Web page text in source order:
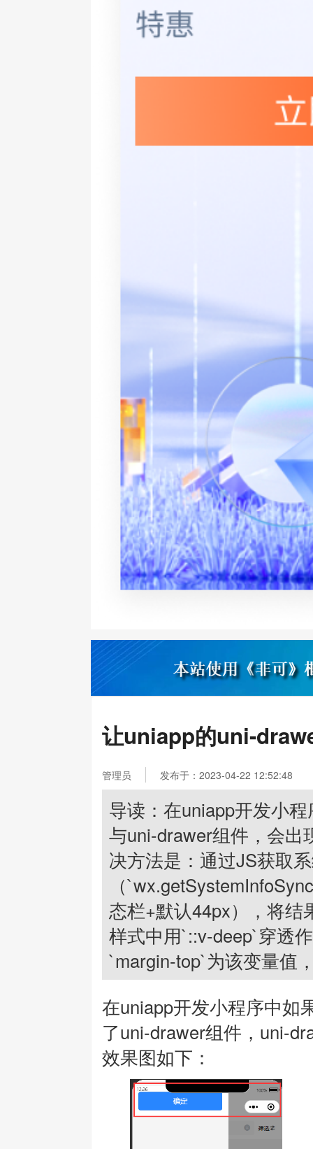
让uniapp的uni-
管理员 发布于：2023-04-22 12:52:48
导读：在uniapp开发小
与uni-drawer组件，会出
决方法是：通过JS获取
（
态栏+默认44px），将
样式中用`::v-deep`穿透
`margin-top`为该变量值
在uniapp开发小程序中如
了uni-drawer组件，uni-
效果图如下：